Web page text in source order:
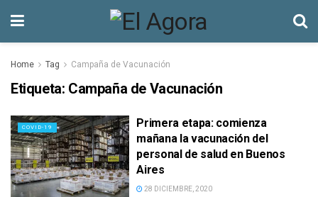
Home Tag Campaña de Vacunación
Etiqueta: Campaña de Vacunación
COVID-19
Primera etapa: comienza
mañana la vacunación del
personal de salud en Buenos
Aires
28 DICIEMBRE, 2020